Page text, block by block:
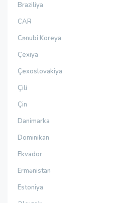
Braziliya
CAR
Cənubi Koreya
Çexiya
Çexoslovakiya
Çili
Çin
Danimarka
Dominikan
Ekvador
Ermənistan
Estoniya